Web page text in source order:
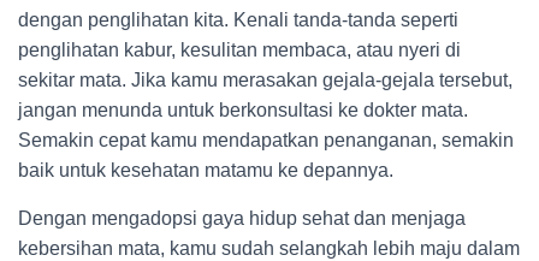
dengan penglihatan kita. Kenali tanda-tanda seperti
penglihatan kabur, kesulitan membaca, atau nyeri di
sekitar mata. Jika kamu merasakan gejala-gejala tersebut,
jangan menunda untuk berkonsultasi ke dokter mata.
Semakin cepat kamu mendapatkan penanganan, semakin
baik untuk kesehatan matamu ke depannya.
Dengan mengadopsi gaya hidup sehat dan menjaga
kebersihan mata, kamu sudah selangkah lebih maju dalam